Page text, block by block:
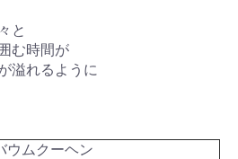
と
む時間が
溢れるように
ウムクーヘン